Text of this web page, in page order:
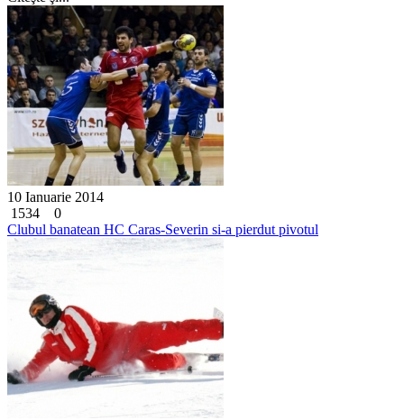
10 Ianuarie 2014
1534
0
Clubul banatean HC Caras-Severin si-a pierdut pivotul